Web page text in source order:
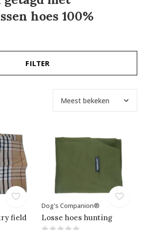
hoes 100%
FILTER
field
Dog's Companion®
Losse hoes hunting